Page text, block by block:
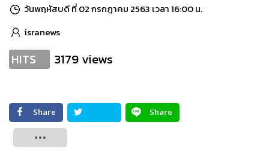
วันพฤหัสบดี ที่ 02 กรกฎาคม 2563 เวลา 16:00 น.
isranews
HITS 3179 views
Share
Share